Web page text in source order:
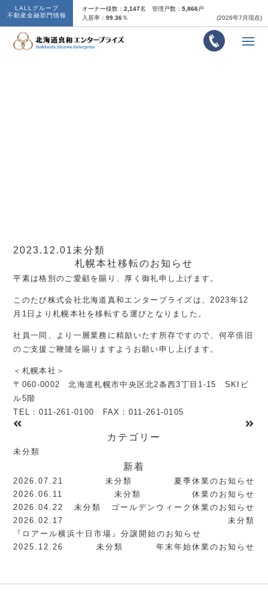
LALLグループ
不動産金融部門情報
オーナー様数：2,147名 管理戸数：5,866戸
入居率：99.36％ (2026年7月現在)
2023.12.01 未分類
札幌本社移転のお知らせ
平素は格別のご愛顧を賜り、厚く御礼申し上げます。
このたび株式会社北海道真和エンタープライズは、2023年12
月1日より札幌本社を移転する運びとなりました。
社員一同、より一層業務に精励いたす所存ですので、何卒倍旧
のご支援ご鞭撻を賜りますようお願い申し上げます。
＜札幌本社＞
〒060-0002 北海道札幌市中央区北2条西3丁目1-15 SKIビ
ル5階
TEL：011-261-0100 FAX：011-261-0105
カテゴリー
未分類
新着
2026.07.21 未分類
夏季休業のお知らせ
2026.06.11
未分類
休業のお知らせ
2026.04.22
未分類
ゴールデンウィーク休業のお知らせ
2026.02.17
未分類
『ロアール横浜十日市場』分譲開始のお知らせ
2025.12.26
未分類 年末年始休業のお知らせ